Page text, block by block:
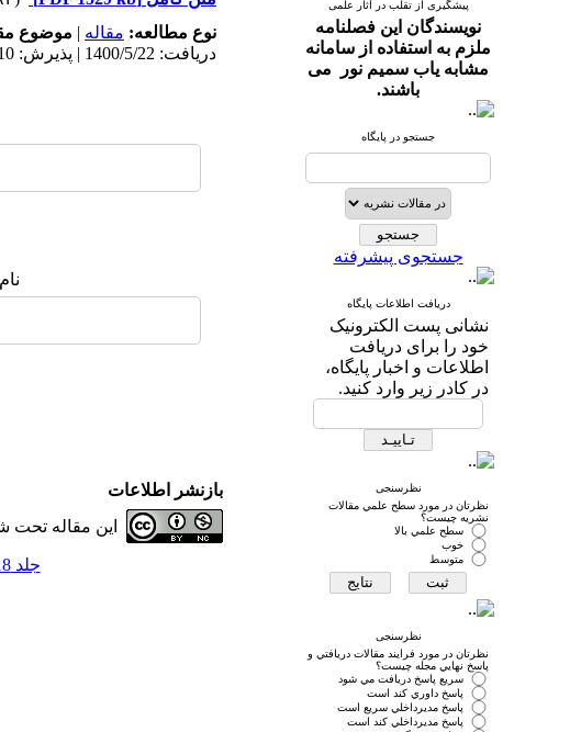
پیشگیری از تقلب در آثار علمی
نویسندگان این فصلنامه
ملزم به استفاده از سامانه
مشابه یاب سمیم نور می
باشند.
جستجو در پایگاه
جستجوی پیشرفته
دریافت اطلاعات پایگاه
نشانی پست الکترونیک
خود را برای دریافت
اطلاعات و اخبار پایگاه،
در کادر زیر وارد کنید.
نظرسنجی
نظرتان در مورد سطح علمي مقالات
نشريه چيست؟
سطح علمي بالا
خوب
متوسط
نظرسنجی
نظرتان در مورد فرايند مقالات دريافتي و
پاسخ نهايي مجله چيست؟
سريع پاسخ دريافت مي شود
پاسخ داوري كند است
پاسخ مديرداخلي سريع است
پاسخ مديرداخلي كند است
نوع مطالعه: مقاله | موضوع
دریافت: 1400/5/22 | پذیرش: 1401/3/10 | انتشار: 1401/3/10 | انتشار الکترونیک: 1401/3/10
بازنشر اطلاعات
این مقاله تحت
جلد 18، شماره 72 - ( بهار 1401 )